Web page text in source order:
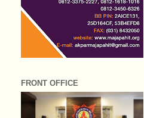
FRONT OFFICE